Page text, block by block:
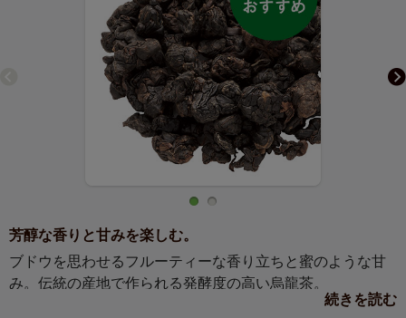
芳醇な香りと甘みを楽しむ。
ブドウを思わせるフルーティーな香り立ちと蜜のような甘
み。伝統の産地で作られる発酵度の高い烏龍茶。
続きを読む